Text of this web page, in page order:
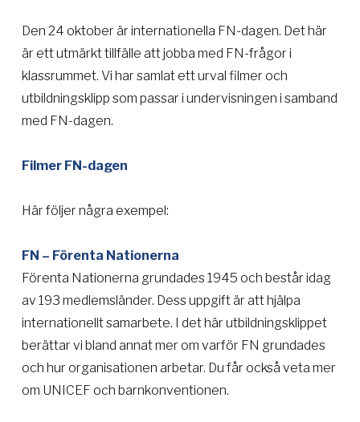
Den 24 oktober är internationella FN-dagen. Det här
är ett utmärkt tillfälle att jobba med FN-frågor i
klassrummet. Vi har samlat ett urval filmer och
utbildningsklipp som passar i undervisningen i samband
med FN-dagen.
Filmer FN-dagen
Här följer några exempel:
FN – Förenta Nationerna
Förenta Nationerna grundades 1945 och består idag
av 193 medlemsländer. Dess uppgift är att hjälpa
internationellt samarbete. I det här utbildningsklippet
berättar vi bland annat mer om varför FN grundades
och hur organisationen arbetar. Du får också veta mer
om UNICEF och barnkonventionen.